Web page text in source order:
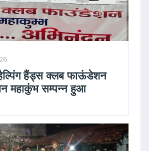
हैंड्स क्लब फाऊंडेशन
महाकुंभ सम्पन्न हुआ